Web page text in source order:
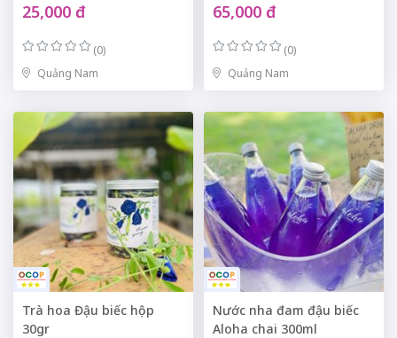
25,000 đ
(0)
Quảng Nam
65,000 đ
(0)
Quảng Nam
Trà hoa Đậu biếc hộp
30gr
Nước nha đam đậu biếc
Aloha chai 300ml